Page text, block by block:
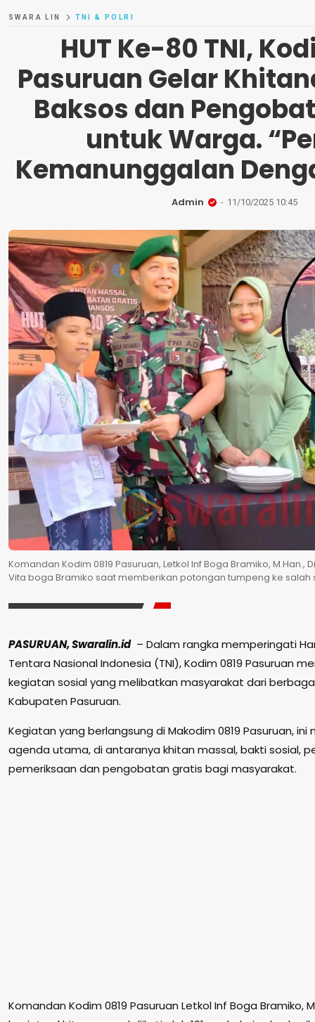
SWARA LIN TNI & POLRI
HUT Ke-80 TNI,
Pasuruan Gelar
Baksos dan
untuk Warga.
Kemanunggalan
Admin 11/10/2025 10:45
Komandan Kodim 0819 Pasuruan, Letkol Inf Boga Bramiko, M.Han.,
Vita boga Bramiko saat memberikan potongan tumpeng ke salah
PASURUAN, Swaralin.id– Dalam rangka memperingati
Tentara Nasional Indonesia (TNI), Kodim 0819 Pasuruan
kegiatan sosial yang melibatkan masyarakat dari
Kabupaten Pasuruan.
Kegiatan yang berlangsung di Makodim 0819 Pasuruan,
agenda utama, di antaranya khitan massal, bakti sosial,
pemeriksaan dan pengobatan gratis bagi masyarakat.
Komandan Kodim 0819 Pasuruan Letkol Inf Boga Bramiko,